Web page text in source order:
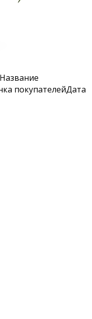
Название
покупателейДата